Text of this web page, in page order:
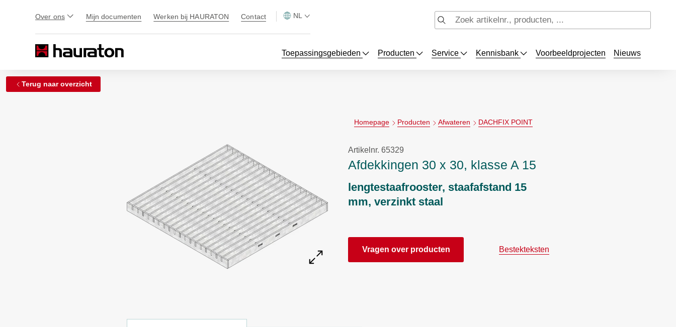
Over ons Mijn documenten Werken bij HAURATON Contact NL
Toepassingsgebieden Producten Service Kennisbank Voorbeeldprojecten Nieuws
Terug naar overzicht
Homepage Producten Afwateren DACHFIX POINT
Artikelnr. 65329
Afdekkingen 30 x 30, klasse A 15
lengtestaafrooster, staafafstand 15
mm, verzinkt staal
Vragen over producten Bestekteksten